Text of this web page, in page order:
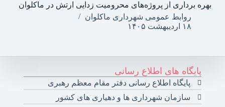
بهره برداری از پروژه‌های محرومیت زدایی ارتش در ماکلوان
روابط عمومی شهرداری ماکلوان
۱۸ اردیبهشت ۱۴۰۵
پایگاه های اطلاع رسانی
پایگاه اطلاع رسانی دفتر مقام معظم رهبری
سازمان شهرداری ها و دهیاری های کشور